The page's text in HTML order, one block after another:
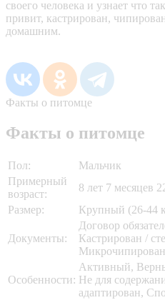
своего человека и узнает что
привит, кастрирован,
домашним.
Факты о питомце
Факты о питомце
Пол:
Мальчик
Примерный
возраст:
8 лет 7 месяцев
Размер:
Крупный (26-44
Документы:
Договор
Кастрирован /
Микрочипирован
Особенности:
Активный,
Не для
адаптирован,